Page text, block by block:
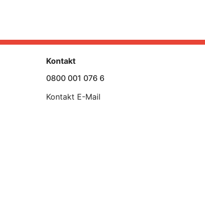
Kontakt
0800 001 076 6
Kontakt E-Mail